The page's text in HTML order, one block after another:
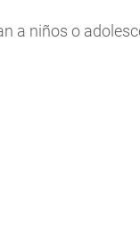
a niños o